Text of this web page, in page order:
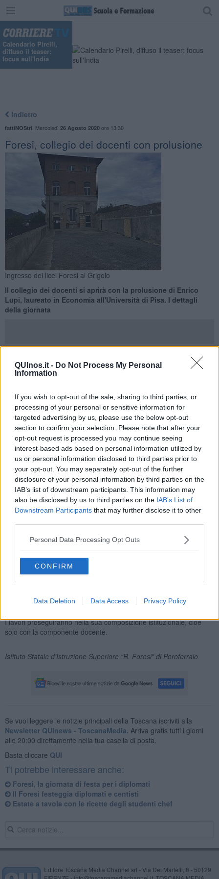
QUInos.it - Do Not Process My Personal
Information
If you wish to opt-out of the sale, sharing to third parties, or
processing of your personal or sensitive information for
targeted advertising by us, please use the below opt-out
section to confirm your selection. Please note that after your
opt-out request is processed you may continue seeing
interest-based ads based on personal information utilized by
us or personal information disclosed to third parties prior to
your opt-out. You may separately opt-out of the further
disclosure of your personal information by third parties on the
IAB’s list of downstream participants. This information may
also be disclosed by us to third parties on the IAB’s List of
Downstream Participants that may further disclose it to other
Personal Data Processing Opt Outs
CONFIRM
Data Deletion Data Access Privacy Policy
Calendario Pirelli,
diffuso il teaser:
focus sull'India
Indietro
fattiNOStri Mercoledì 26 Agosto 2020ore 13:30
Foresi, collegio dei docenti con prolusione
Ingresso dei licei Foresi al Grigolo
Il collegio dei docenti si aprirà con la prolusione di Enrico
Lupi, laureato in Economia all'Università di Pisa. I dettagli
della giornata
PORTOFERRAIO — Martedì 1 settembre
si terrà il Collegio dei
Come negli anni precedenti, il dirigente scolastico Enzo Giorgio
Fazio avvia le attività scolastiche con un momento di valorizzazione
della storia e dell’identità dell’Isola, attraverso testimonianze di
personalità rappresentative dell’eccellenza elbana.
Questa volta sarà il dottorEnrico Lupia inaugurare l’anno
scolastico. Il Collegio dei docenti di tutti gli indirizzi dell’I.S.I.S. “R.
Foresi”, (licei e professionale), prenderà il via con una sua
prolusione.
Enrico Lupi, 29 anni, è laureato in Economia a Pisa con dottorato a
Roma. E' autore di numerosi contributi scientifici in riviste e libri e
ha partecipato a diversi progetti. Attualmente collabora con la
Scuola superiore Sant'Anna di Pisa.
Alla prima parte del Collegio parteciperà tutto il personale
dell’Istituto. Dopo l'intervento del dottor Lupi, ci saranno le
dei plessi e al funzionamennto degli uffici di segreteria nel rispetto
I lavori proseguiranno nella sua composizione istituzionale, cioé
solo con la componente docente.
Istituto Statale d’Istruzione Superiore “R. Foresi" di Poroferraio
Se vuoi leggere le notizie principali della Toscana iscriviti alla
Newsletter QUInews - ToscanaMedia. Arriva gratis tutti i giorni
alle 20:00 direttamente nella tua casella di posta.
Basta cliccare QUI
Ti potrebbe interessare anche:
Foresi, la giornata di festa per i diplomati
Il Foresi festeggia diplomati e centisti
Estate a tavola con le ricette degli studenti chef
Editore Toscana Media Channel srl - Via Dei Martelli, 8 - 50129